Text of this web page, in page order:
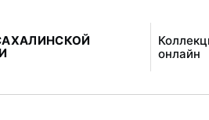
онлайн